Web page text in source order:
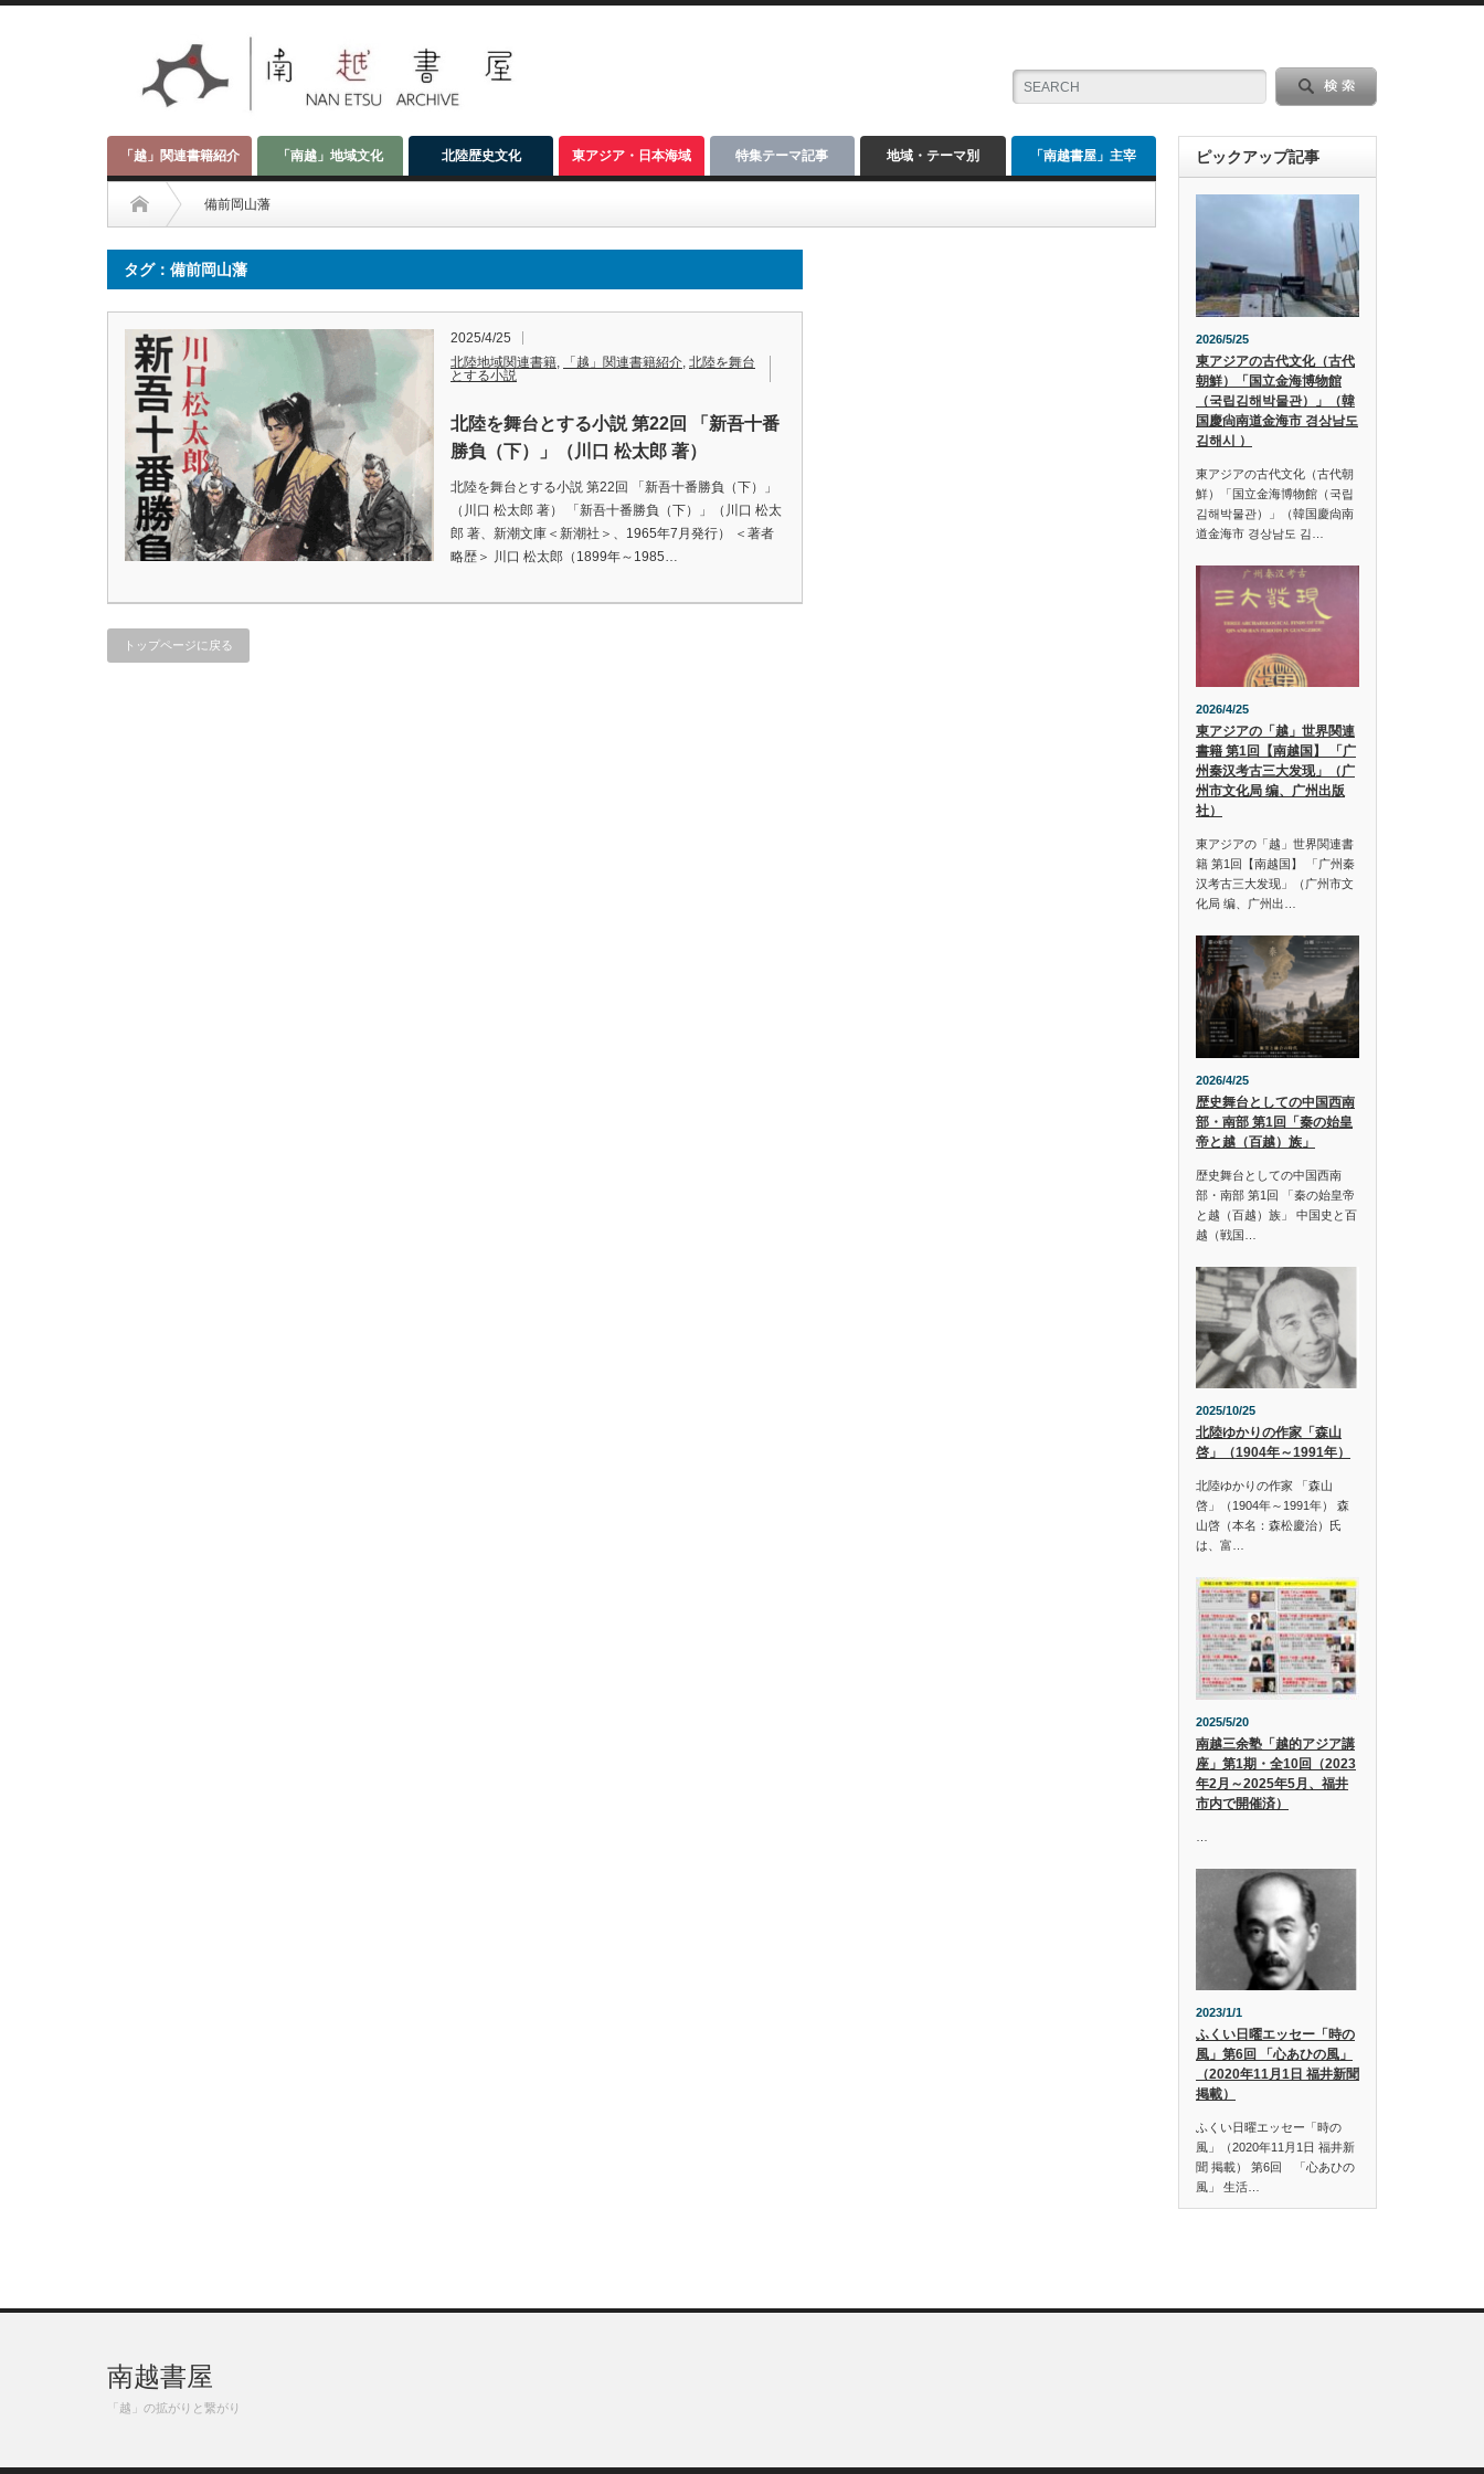
「越」関連書籍紹介 「南越」地域文化 北陸歴史文化 東アジア・日本海域 特集テーマ記事 地域・テーマ別 「南越書屋」主宰
備前岡山藩
タグ：備前岡山藩
2025/4/25
北陸地域関連書籍, 「越」関連書籍紹介, 北陸を舞台
とする小説
北陸を舞台とする小説 第22回 「新吾十番
勝負（下）」（川口 松太郎 著）
北陸を舞台とする小説 第22回 「新吾十番勝負（下）」
（川口 松太郎 著） 「新吾十番勝負（下）」（川口 松太
郎 著、新潮文庫＜新潮社＞、1965年7月発行） ＜著者
略歴＞ 川口 松太郎（1899年～1985…
トップページに戻る
ピックアップ記事
2026/5/25
東アジアの古代文化（古代
朝鮮）「国立金海博物館
（국립김해박물관）」（韓
国慶尙南道金海市 경상남도
김해시 ）
東アジアの古代文化（古代朝
鮮）「国立金海博物館（국립
김해박물관）」（韓国慶尙南
道金海市 경상남도 김…
2026/4/25
東アジアの「越」世界関連
書籍 第1回【南越国】 「广
州秦汉考古三大发现」（广
州市文化局 编、广州出版
社）
東アジアの「越」世界関連書
籍 第1回【南越国】 「广州秦
汉考古三大发现」（广州市文
化局 编、广州出…
2026/4/25
歴史舞台としての中国西南
部・南部 第1回「秦の始皇
帝と越（百越）族」
歴史舞台としての中国西南
部・南部 第1回 「秦の始皇帝
と越（百越）族」 中国史と百
越（戦国…
2025/10/25
北陸ゆかりの作家「森山
啓」（1904年～1991年）
北陸ゆかりの作家 「森山
啓」（1904年～1991年） 森
山啓（本名：森松慶治）氏
は、富…
2025/5/20
南越三余塾「越的アジア講
座」第1期・全10回（2023
年2月～2025年5月、福井
市内で開催済）
2023/1/1
ふくい日曜エッセー「時の
風」第6回 「心あひの風」
（2020年11月1日 福井新聞
掲載）
ふくい日曜エッセー「時の
風」（2020年11月1日 福井新
聞 掲載） 第6回 「心あひの
風」 生活…
南越書屋
「越」の拡がりと繋がり